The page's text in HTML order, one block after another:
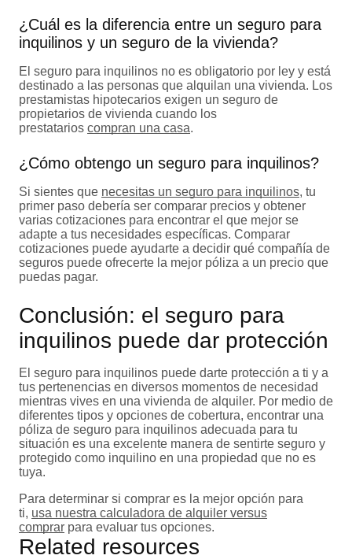
¿Cuál es la diferencia entre un seguro para
inquilinos y un seguro de la vivienda?
El seguro para inquilinos no es obligatorio por ley y está
destinado a las personas que alquilan una vivienda. Los
prestamistas hipotecarios exigen un seguro de
propietarios de vivienda cuando los
prestatarios compran una casa.
¿Cómo obtengo un seguro para inquilinos?
Si sientes que necesitas un seguro para inquilinos, tu
primer paso debería ser comparar precios y obtener
varias cotizaciones para encontrar el que mejor se
adapte a tus necesidades específicas. Comparar
cotizaciones puede ayudarte a decidir qué compañía de
seguros puede ofrecerte la mejor póliza a un precio que
puedas pagar.
Conclusión: el seguro para
inquilinos puede dar protección
El seguro para inquilinos puede darte protección a ti y a
tus pertenencias en diversos momentos de necesidad
mientras vives en una vivienda de alquiler. Por medio de
diferentes tipos y opciones de cobertura, encontrar una
póliza de seguro para inquilinos adecuada para tu
situación es una excelente manera de sentirte seguro y
protegido como inquilino en una propiedad que no es
tuya.
Para determinar si comprar es la mejor opción para
ti, usa nuestra calculadora de alquiler versus
comprar para evaluar tus opciones.
Related resources